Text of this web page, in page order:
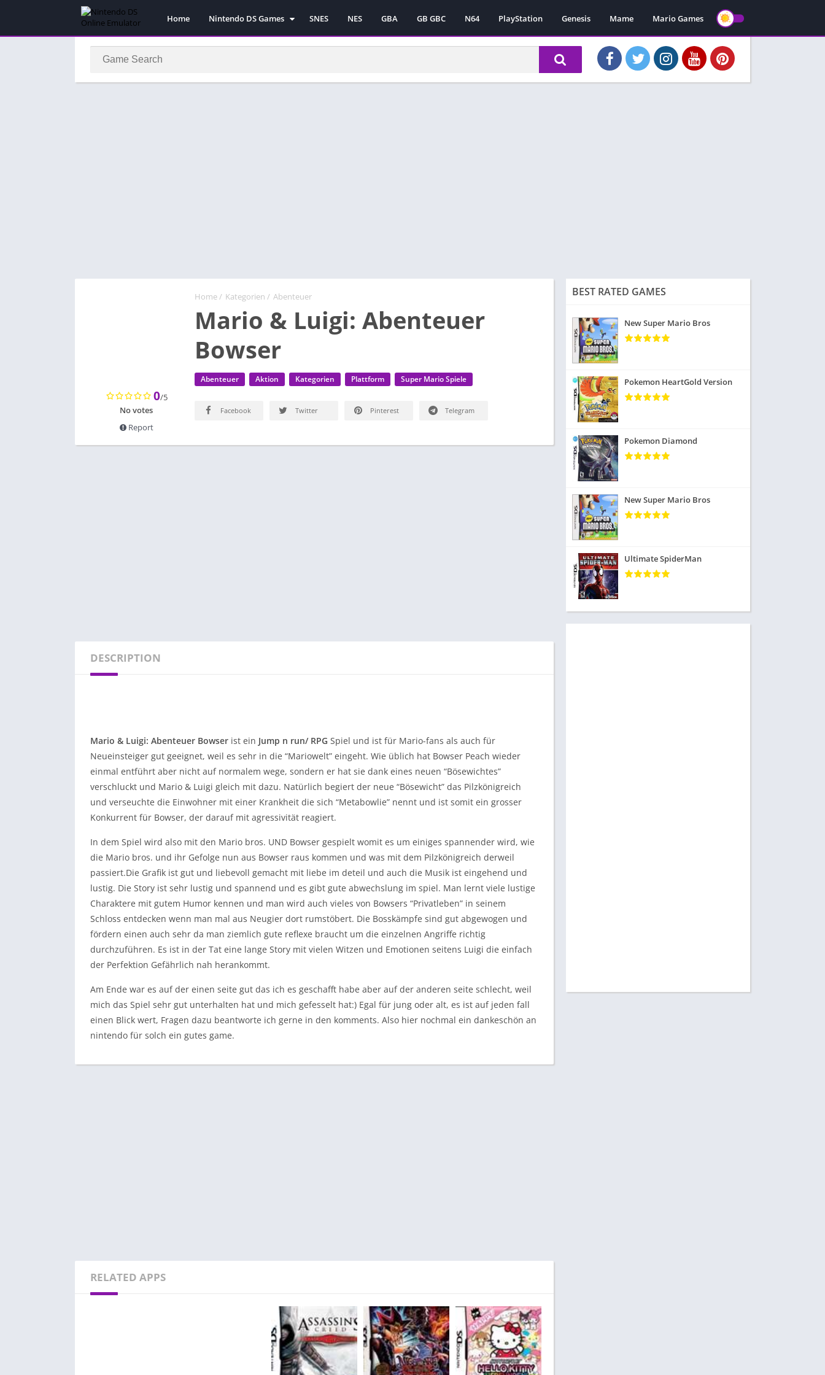
Home
Nintendo DS Games
Pokemon Games
SNES NES GBA GB GBC N64 PlayStation Genesis Mame Mario Games
Home/ Kategorien / Abenteuer
Mario & Luigi: Abenteuer
Bowser
Abenteuer Aktion Kategorien Plattform Super Mario Spiele
0/5
No votes
Report
Facebook Twitter Pinterest Telegram
DESCRIPTION
Mario & Luigi: Abenteuer Bowser ist ein Jump n run/ RPG Spiel und ist für Mario-fans als auch für
Neueinsteiger gut geeignet, weil es sehr in die “Mariowelt” eingeht. Wie üblich hat Bowser Peach wieder
einmal entführt aber nicht auf normalem wege, sondern er hat sie dank eines neuen “Bösewichtes”
verschluckt und Mario & Luigi gleich mit dazu. Natürlich begiert der neue “Bösewicht” das Pilzkönigreich
und verseuchte die Einwohner mit einer Krankheit die sich “Metabowlie” nennt und ist somit ein grosser
Konkurrent für Bowser, der darauf mit agressivität reagiert.
In dem Spiel wird also mit den Mario bros. UND Bowser gespielt womit es um einiges spannender wird, wie
die Mario bros. und ihr Gefolge nun aus Bowser raus kommen und was mit dem Pilzkönigreich derweil
passiert.Die Grafik ist gut und liebevoll gemacht mit liebe im deteil und auch die Musik ist eingehend und
lustig. Die Story ist sehr lustig und spannend und es gibt gute abwechslung im spiel. Man lernt viele lustige
Charaktere mit gutem Humor kennen und man wird auch vieles von Bowsers “Privatleben” in seinem
Schloss entdecken wenn man mal aus Neugier dort rumstöbert. Die Bosskämpfe sind gut abgewogen und
fördern einen auch sehr da man ziemlich gute reflexe braucht um die einzelnen Angriffe richtig
durchzuführen. Es ist in der Tat eine lange Story mit vielen Witzen und Emotionen seitens Luigi die einfach
der Perfektion Gefährlich nah herankommt.
Am Ende war es auf der einen seite gut das ich es geschafft habe aber auf der anderen seite schlecht, weil
mich das Spiel sehr gut unterhalten hat und mich gefesselt hat:) Egal für jung oder alt, es ist auf jeden fall
einen Blick wert, Fragen dazu beantworte ich gerne in den komments. Also hier nochmal ein dankeschön an
nintendo für solch ein gutes game.
RELATED APPS
BEST RATED GAMES
New Super Mario Bros
Pokemon HeartGold Version
Pokemon Diamond
New Super Mario Bros
Ultimate SpiderMan